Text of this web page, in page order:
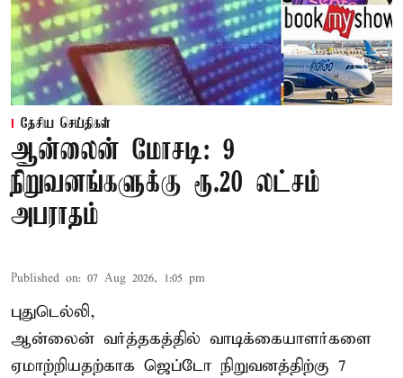
தேசிய செய்திகள்
ஆன்லைன் மோசடி: 9
நிறுவனங்களுக்கு ரூ.20 லட்சம்
அபராதம்
Published on: 07 Aug 2026, 1:05 pm
புதுடெல்லி,
ஆன்லைன் வர்த்தகத்தில் வாடிக்கையாளர்களை
ஏமாற்றியதற்காக ஜெப்டோ நிறுவனத்திற்கு 7